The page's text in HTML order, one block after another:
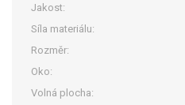
Jakost:
Síla materiálu:
Rozměr:
Oko:
Volná plocha: